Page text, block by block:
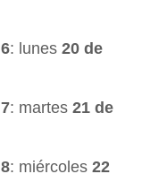
6: lunes 20 de
7: martes 21 de
8: miércoles 22